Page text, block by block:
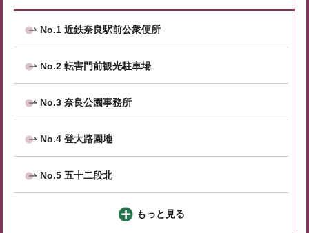
No.1 近鉄奈良駅前公衆便所
No.2 転害門前観光駐車場
No.3 奈良公園事務所
No.4 登大路園地
No.5 五十二段北
もっと見る